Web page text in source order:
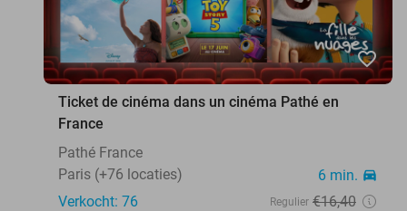
favorite_border
Ticket de cinéma dans un cinéma Pathé en
France
Pathé France
Paris (+76 locaties)
6 min. directions_car
Verkocht: 76 Regulier €16,40